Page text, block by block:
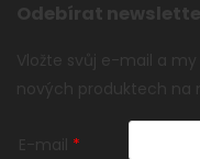
Odebírat newsletter
Vložte svůj e-mail a
nových produktech na
E-mail